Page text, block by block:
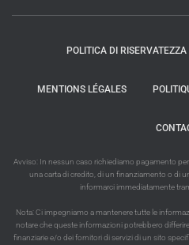
POLITICA DI RISERVATEZZA
MENTIONS LÉGALES
Avviso: In nessun caso richiediamo pagamento
una carta di credito, di un finanziamento o di
informarci immediatamente
Nota: Ci impegniamo a mantenere tutte le
notare che queste informazioni potrebbero
finanziarie e/o dei fornitori di servizi di un sito